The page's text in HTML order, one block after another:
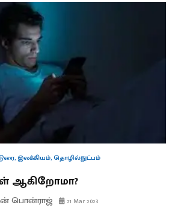
, இலக்கியம்,தொழில்நுட்பம்
ஆகிறோமா?
பொன்ராஜ் 21 Mar 2023